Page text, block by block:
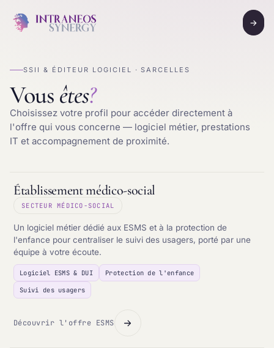
→
SSII & ÉDITEUR LOGICIEL · SARCELLES
Vous êtes?
Choisissez votre profil pour accéder directement à
l'offre qui vous concerne — logiciel métier, prestations
IT et accompagnement de proximité.
Établissement médico-social
SECTEUR MÉDICO-SOCIAL
Un logiciel métier dédié aux ESMS et à la protection de
l'enfance pour centraliser le suivi des usagers, porté par une
équipe à votre écoute.
Logiciel ESMS & DUI
Protection de l'enfance
Suivi des usagers
Découvrir l'offre ESMS